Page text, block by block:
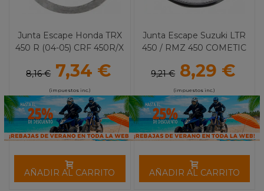
Junta Escape Honda TRX
450 R (04-05) CRF 450R/X
8,16 € 7,34 €
(impuestos inc.)
AÑADIR AL CARRITO
Junta Escape Suzuki LTR
450 / RMZ 450 COMETIC
9,21 € 8,29 €
(impuestos inc.)
AÑADIR AL CARRITO